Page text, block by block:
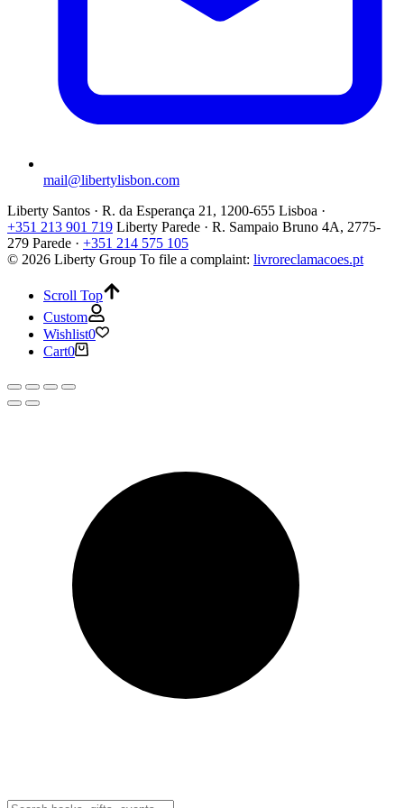
mail@libertylisbon.com
Liberty Santos · R. da Esperança 21, 1200-655 Lisboa ·
+351 213 901 719 Liberty Parede · R. Sampaio Bruno 4A, 2775-
279 Parede · +351 214 575 105
© 2026 Liberty Group To file a complaint: livroreclamacoes.pt
Scroll Top
Custom
Wishlist0
Cart0